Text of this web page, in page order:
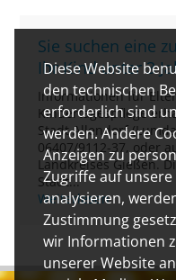
Diese Website
den technischen
erforderlich sind
werden. Andere
Anzeigen zu
Zugriffe auf unsere
analysieren,
Zustimmung
wir Informationen
unserer Website
Sie suchen eine
Ihr Kind unter 3
Informationen für
Kindertagespflege
Stadt Allendorf
06407/9112-37, oder
Landkreises Gießen.
Stadt...
Weiterlesen